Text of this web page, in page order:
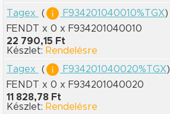
Tagex
( F934201040010%TGX)
FENDT x 0 x F934201040010
22 790,15 Ft
Készlet: Rendelésre
Tagex
( F934201040020%TGX)
FENDT x 0 x F934201040020
11 828,78 Ft
Készlet: Rendelésre